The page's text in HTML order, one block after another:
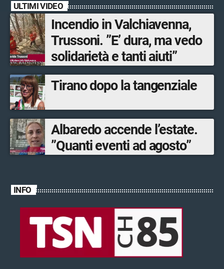
musica dal vivo
ULTIMI VIDEO
Incendio in Valchiavenna,
Trussoni. ”E’ dura, ma vedo
solidarietà e tanti aiuti”
Tirano dopo la tangenziale
Albaredo accende l’estate.
”Quanti eventi ad agosto”
INFO